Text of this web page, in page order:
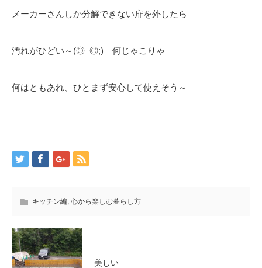
メーカーさんしか分解できない扉を外したら
汚れがひどい～(◎_◎;) 何じゃこりゃ
何はともあれ、ひとまず安心して使えそう～
キッチン編, 心から楽しむ暮らし方
美しい